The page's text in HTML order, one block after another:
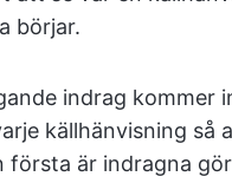
börjar.
indrag kommer
källhänvisning så
första är indragna gör